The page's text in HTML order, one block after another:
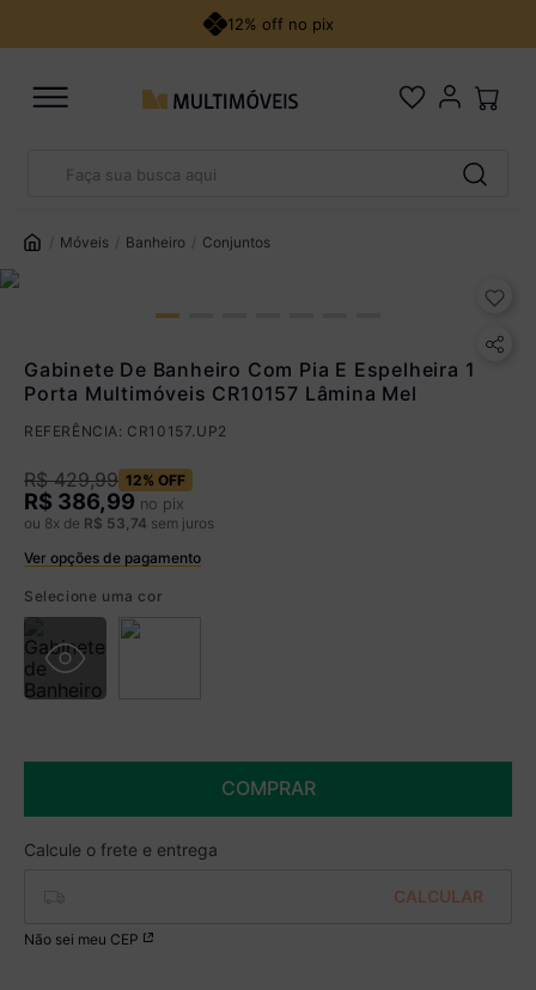
12% off no pix
Móveis Banheiro Conjuntos
Gabinete De Banheiro Com Pia E Espelheira 1
Porta Multimóveis CR10157 Lâmina Mel
REFERÊNCIA: CR10157.UP2
R$ 429,99 12% OFF
R$ 386,99 no pix
ou 8x de R$ 53 74 sem juros
Ver opções de pagamento
Você economizaR$ 43,00
De 13x a 18x com juros
1,25% a.m
Parcele em até 18x. Juros aplicados a partir da 13ª parcela
Ver parcelamento detalhado
R$ 408,49 à vista no Boleto
% de desconto)
Você economiza
Selecione uma cor
COMPRAR
Não sei meu CEP
1
4º
quarto bebê completo